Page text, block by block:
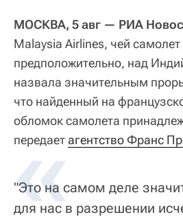
МОСКВА, 5 авг — РИА
Malaysia Airlines, чей
предположительно, над
назвала значительным
что найденный на
обломок самолета
передаетагентство Франс
"Это на самом деле
для нас в разрешении